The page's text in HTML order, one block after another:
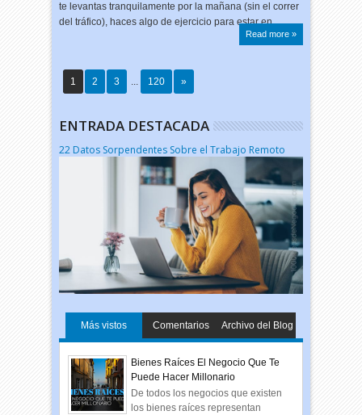
te levantas tranquilamente por la mañana (sin el correr
del tráfico), haces algo de ejercicio para estar en …
Read more »
1 2 3 ... 120 »
ENTRADA DESTACADA
22 Datos Sorpendentes Sobre el Trabajo Remoto
Más vistos Comentarios Archivo del Blog
Bienes Raíces El Negocio Que Te
Puede Hacer Millonario
De todos los negocios que existen
los bienes raíces representan